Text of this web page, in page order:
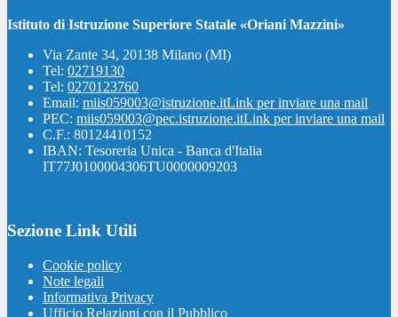
Istituto di Istruzione Superiore Statale «Oriani Mazzini»
Via Zante 34, 20138 Milano (MI)
Tel: 02719130
Tel: 0270123760
Email: miis059003@istruzione.itLink per inviare una mail
PEC: miis059003@pec.istruzione.itLink per inviare una mail
C.F.: 80124410152
IBAN: Tesoreria Unica - Banca d'Italia
IT77J0100004306TU0000009203
Sezione Link Utili
Cookie policy
Note legali
Informativa Privacy
Ufficio Relazioni con il Pubblico